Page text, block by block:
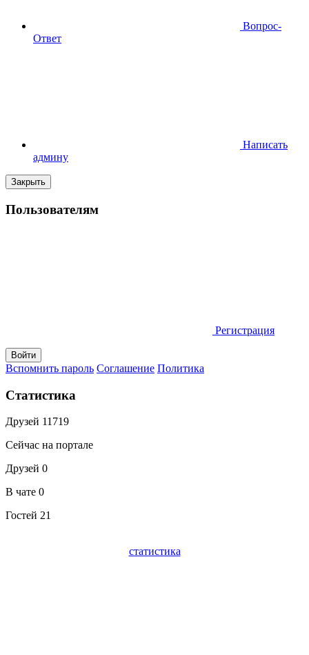
Вопрос-
Ответ
Написать
админу
Закрыть
Пользователям
Регистрация
Вспомнить пароль Соглашение Политика
Статистика
Друзей 11719
Сейчас на портале
Друзей 0
В чате 0
Гостей 21
статистика